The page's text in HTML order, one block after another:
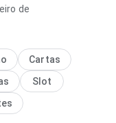
acr bi rads ® 2 truque
parecidos; os rótulos são
acompanhar. Isso passa
ao usuário.
de
Cartas
Slot